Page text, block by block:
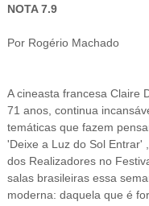
NOTA 7.9
Por Rogério Machado
A cineasta francesa Claire
71 anos, continua
temáticas que fazem
'Deixe a Luz do Sol Entrar'
dos Realizadores no
salas brasileiras essa
moderna: daquela que é